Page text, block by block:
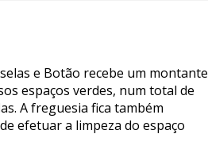
e Botão recebe um montante
espaços verdes, num total de
A freguesia fica também
efetuar a limpeza do espaço